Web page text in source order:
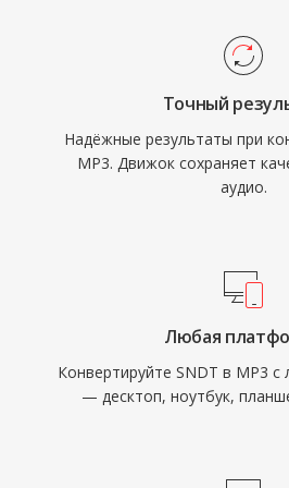
универсально
аудиоформатов на
медиаплеерах,
портативных устройствах.
Точный
Надёжные результаты при
MP3. Движок сохраняет
аудио.
Любая
Конвертируйте SNDT в MP3 с
— десктоп, ноутбук,